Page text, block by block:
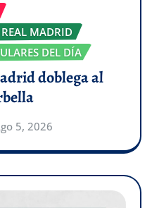
REAL MADRID
DEL DÍA
doblega al
5, 2026